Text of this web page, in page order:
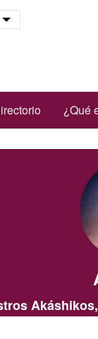
Lista adicional
¿Qué